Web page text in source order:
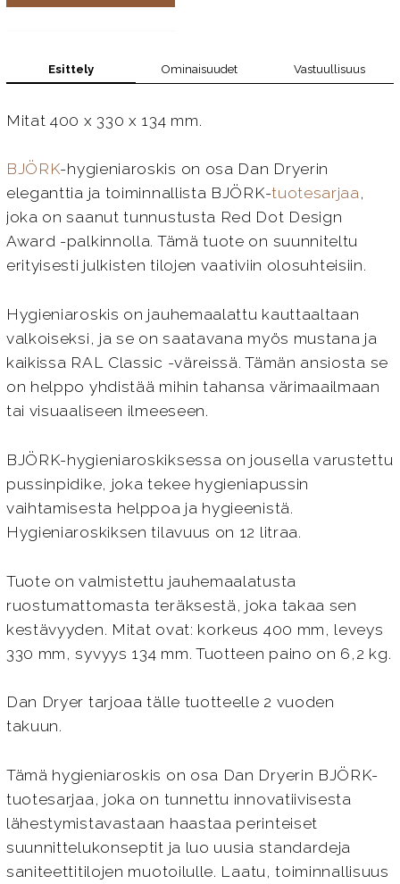
Esittely Ominaisuudet Vastuullisuus
Mitat 400 x 330 x 134 mm.
BJÖRK-hygieniaroskis on osa Dan Dryerin
eleganttia ja toiminnallista BJÖRK-tuotesarjaa,
joka on saanut tunnustusta Red Dot Design
Award -palkinnolla. Tämä tuote on suunniteltu
erityisesti julkisten tilojen vaativiin olosuhteisiin.
Hygieniaroskis on jauhemaalattu kauttaaltaan
valkoiseksi, ja se on saatavana myös mustana ja
kaikissa RAL Classic -väreissä. Tämän ansiosta se
on helppo yhdistää mihin tahansa värimaailmaan
tai visuaaliseen ilmeeseen.
BJÖRK-hygieniaroskiksessa on jousella varustettu
pussinpidike, joka tekee hygieniapussin
vaihtamisesta helppoa ja hygieenistä.
Hygieniaroskiksen tilavuus on 12 litraa.
Tuote on valmistettu jauhemaalatusta
ruostumattomasta teräksestä, joka takaa sen
kestävyyden. Mitat ovat: korkeus 400 mm, leveys
330 mm, syvyys 134 mm. Tuotteen paino on 6,2 kg.
Dan Dryer tarjoaa tälle tuotteelle 2 vuoden
takuun.
Tämä hygieniaroskis on osa Dan Dryerin BJÖRK-
tuotesarjaa, joka on tunnettu innovatiivisesta
lähestymistavastaan haastaa perinteiset
suunnittelukonseptit ja luo uusia standardeja
saniteettitilojen muotoilulle. Laatu, toiminnallisuus